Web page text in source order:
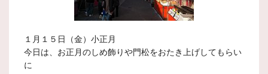
１月１５日（金）小正月
今日は、お正月のしめ飾りや門松をおたき上げしてもらい
に